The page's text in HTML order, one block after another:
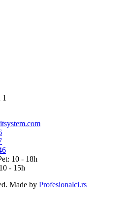
10 - 18h
- 15h
Made by Profesionalci.rs